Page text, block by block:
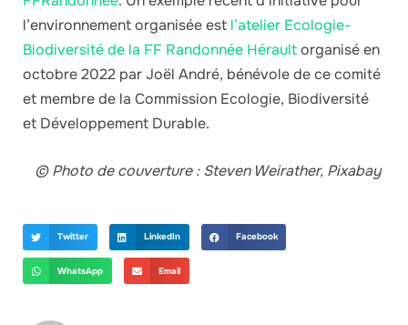
l’environnement organisée est l’atelier Ecologie-
Biodiversité de la FF Randonnée Héraultorganisé en
octobre 2022 par Joël André, bénévole de ce comité
et membre de la Commission Ecologie, Biodiversité
et Développement Durable.
© Photo de couverture : Steven Weirather, Pixabay
Twitter LinkedIn Facebook
WhatsApp Email